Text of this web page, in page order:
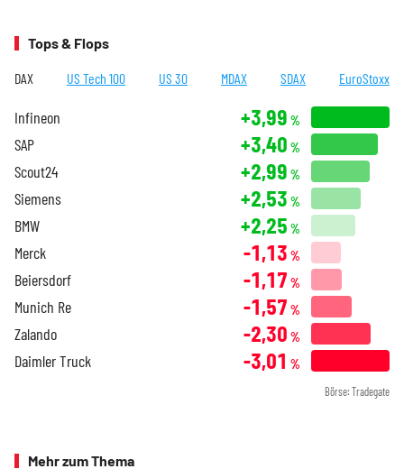
Tops & Flops
DAX US Tech 100 US 30 MDAX SDAX EuroStoxx
Infineon +3,99 %
SAP +3,40 %
Scout24 +2,99 %
Siemens +2,53 %
BMW +2,25 %
Merck -1,13 %
Beiersdorf -1,17 %
Munich Re -1,57 %
Zalando -2,30 %
Daimler Truck -3,01 %
Börse: Tradegate
Mehr zum Thema